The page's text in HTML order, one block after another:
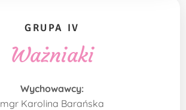
GRUPA IV
Ważniaki
Wychowawcy:
mgr Karolina Barańska